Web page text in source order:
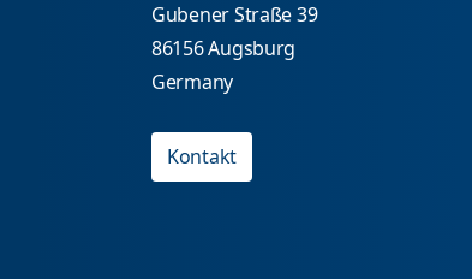
Gubener Straße 39
86156 Augsburg
Germany
Kontakt